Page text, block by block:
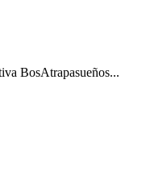
BosAtrapasueños...